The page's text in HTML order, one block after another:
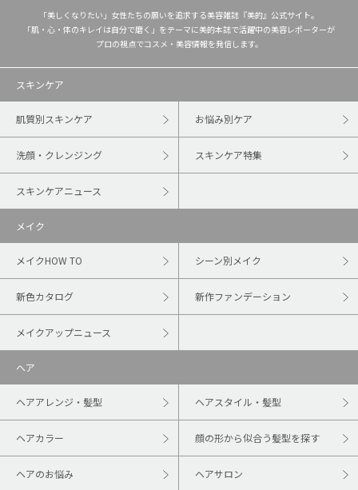
「美しくなりたい」女性たちの願いを追求する美容雑誌『美的』公式サイト。
「肌・心・体のキレイは自分で磨く」をテーマに美的本誌で活躍中の美容レポーターが
プロの視点でコスメ・美容情報を発信します。
スキンケア
肌質別スキンケア お悩み別ケア
洗顔・クレンジング スキンケア特集
スキンケアニュース
メイク
メイクHOW TO シーン別メイク
新色カタログ 新作ファンデーション
メイクアップニュース
ヘア
ヘアアレンジ・髪型 ヘアスタイル・髪型
ヘアカラー 顔の形から似合う髪型を探す
ヘアのお悩み ヘアサロン